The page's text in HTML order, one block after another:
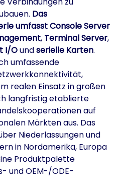
Das
umfasst Console Server
, Terminal Server,
I/Oundserielle Karten.
umfassende
realen Einsatz in großen
langfristig etablierte
auf
Märkten aus. Das
Niederlassungen und
in Nordamerika, Europa
Produktpalette
und OEM-/ODE-